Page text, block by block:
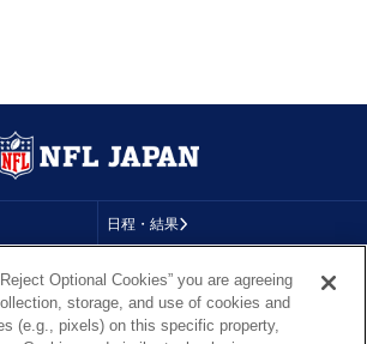
日程・結果
テレビ
画像
Optional Cookies” you are agreeing
storage, and use of cookies and
(e.g., pixels) on this specific property,